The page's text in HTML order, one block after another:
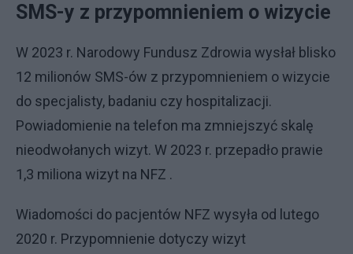
SMS-y z przypomnieniem o wizycie
W 2023 r. Narodowy Fundusz Zdrowia wysłał blisko
12 milionów SMS-ów z przypomnieniem o wizycie
do specjalisty, badaniu czy hospitalizacji.
Powiadomienie na telefon ma zmniejszyć skalę
nieodwołanych wizyt. W 2023 r. przepadło prawie
1,3 miliona wizyt na NFZ .
Wiadomości do pacjentów NFZ wysyła od lutego
2020 r. Przypomnienie dotyczy wizyt